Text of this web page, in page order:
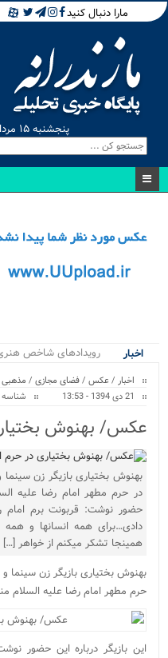
مارا دنبال کنید
پنجشنبه ۱۵ مرداد ۱۴۰۵- Aug 6 2026
اخبار
رویدادهای شاخص هنری در
اخبار / عکس /فضای مجازی / مذهبی
شناسه
عکس/ بهنوش
بهنوش بختیاری بازیگر زن سینما
در حرم مطهر امام رضا علیه
حضور نوشت: قربونت برم امام
دادی…برای همه انسانها و
همینجا تشکر میکنم از خواهر […]
بهنوش بختیاری بازیگر زن سینما
حرم مطهر امام رضا علیه السلام
این بازیگر درباره این حضور